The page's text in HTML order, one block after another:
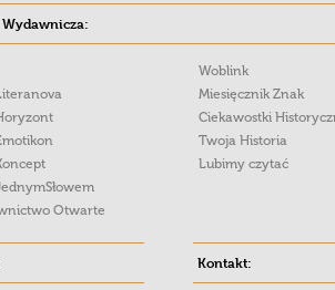
Otwarte
Woblink
Miesięcznik Znak
Ciekawostki
Twoja Historia
Lubimy czytać
Kontakt: